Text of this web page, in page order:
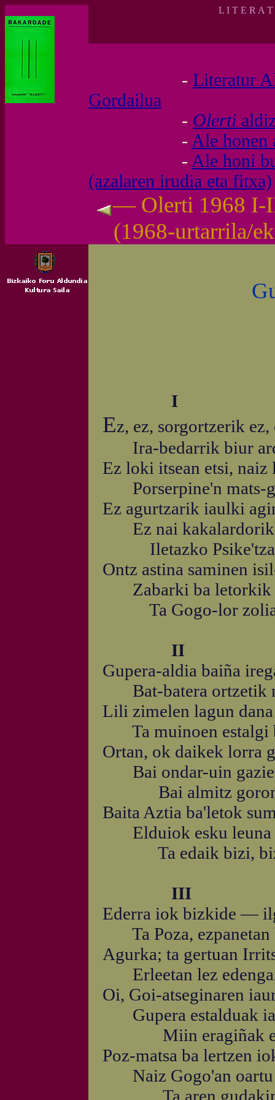
L I T E R A
- Literatur
Gordailua
- Olerti
- Ale honen
- Ale honi
(azalaren irudia eta fitxa)
— Olerti 1968 I-
(1968-urtarrila/
I
Ez, ez, sorgortzerik ez,
Ira-bedarrik biur
Ez loki itsean etsi, naiz
Porserpine'n mats-
Ez agurtzarik iaulki
Ez nai kakalardorik
Iletazko Psike'tzat,
Ontz astina saminen
Zabarki ba letorkik
Ta Gogo-lor
II
Gupera-aldia baiña
Bat-batera ortzetik
Lili zimelen lagun
Ta muinoen estalgi
Ortan, ok daikek lorra
Bai ondar-uin
Bai almitz
Baita Aztia ba'letok
Elduiok esku leuna
Ta edaik bizi, bizi
III
Ederra iok bizkide —
Ta Poza, ezpanetan
Agurka; ta gertuan
Erleetan lez
Oi, Goi-atseginaren
Gupera estalduak
Miin eragiñak
Poz-matsa ba lertzen
Naiz Gogo'an oartu
Ta aren gudakin